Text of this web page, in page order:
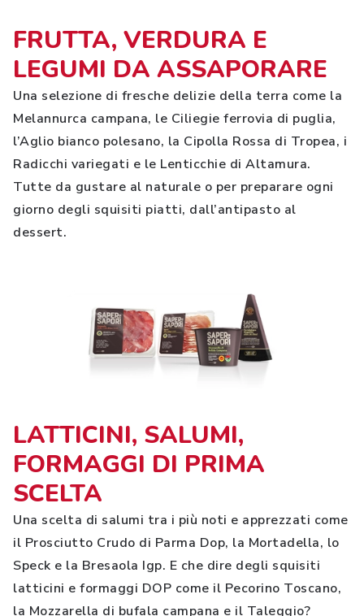
FRUTTA, VERDURA E
LEGUMI DA ASSAPORARE
Una selezione di fresche delizie della terra come la
Melannurca campana, le Ciliegie ferrovia di puglia,
l’Aglio bianco polesano, la Cipolla Rossa di Tropea, i
Radicchi variegati e le Lenticchie di Altamura.
Tutte da gustare al naturale o per preparare ogni
giorno degli squisiti piatti, dall’antipasto al
dessert.
LATTICINI, SALUMI,
FORMAGGI DI PRIMA
SCELTA
Una scelta di salumi tra i più noti e apprezzati come
il Prosciutto Crudo di Parma Dop, la Mortadella, lo
Speck e la Bresaola Igp. E che dire degli squisiti
latticini e formaggi DOP come il Pecorino Toscano,
la Mozzarella di bufala campana e il Taleggio?